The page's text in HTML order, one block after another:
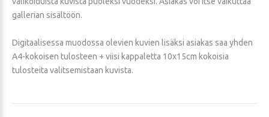
gallerian sisältöön.
Digitaalisessa muodossa olevien kuvien lisäksi asiakas saa yhden
A4-kokoisen tulosteen + viisi kappaletta 10x15cm kokoisia
tulosteita valitsemistaan kuvista.